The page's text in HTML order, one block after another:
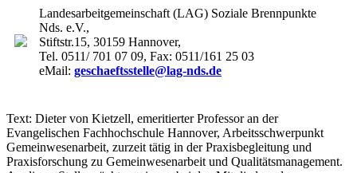
Landesarbeitgemeinschaft (LAG) Soziale Brennpunkte
Nds. e.V.,
Stiftstr.15, 30159 Hannover,
Tel. 0511/ 701 07 09, Fax: 0511/161 25 03
eMail: geschaeftsstelle@lag-nds.de
Text: Dieter von Kietzell, emeritierter Professor an der
Evangelischen Fachhochschule Hannover, Arbeitsschwerpunkt
Gemeinwesenarbeit, zurzeit tätig in der Praxisbegleitung und
Praxisforschung zu Gemeinwesenarbeit und Qualitätsmanagement.